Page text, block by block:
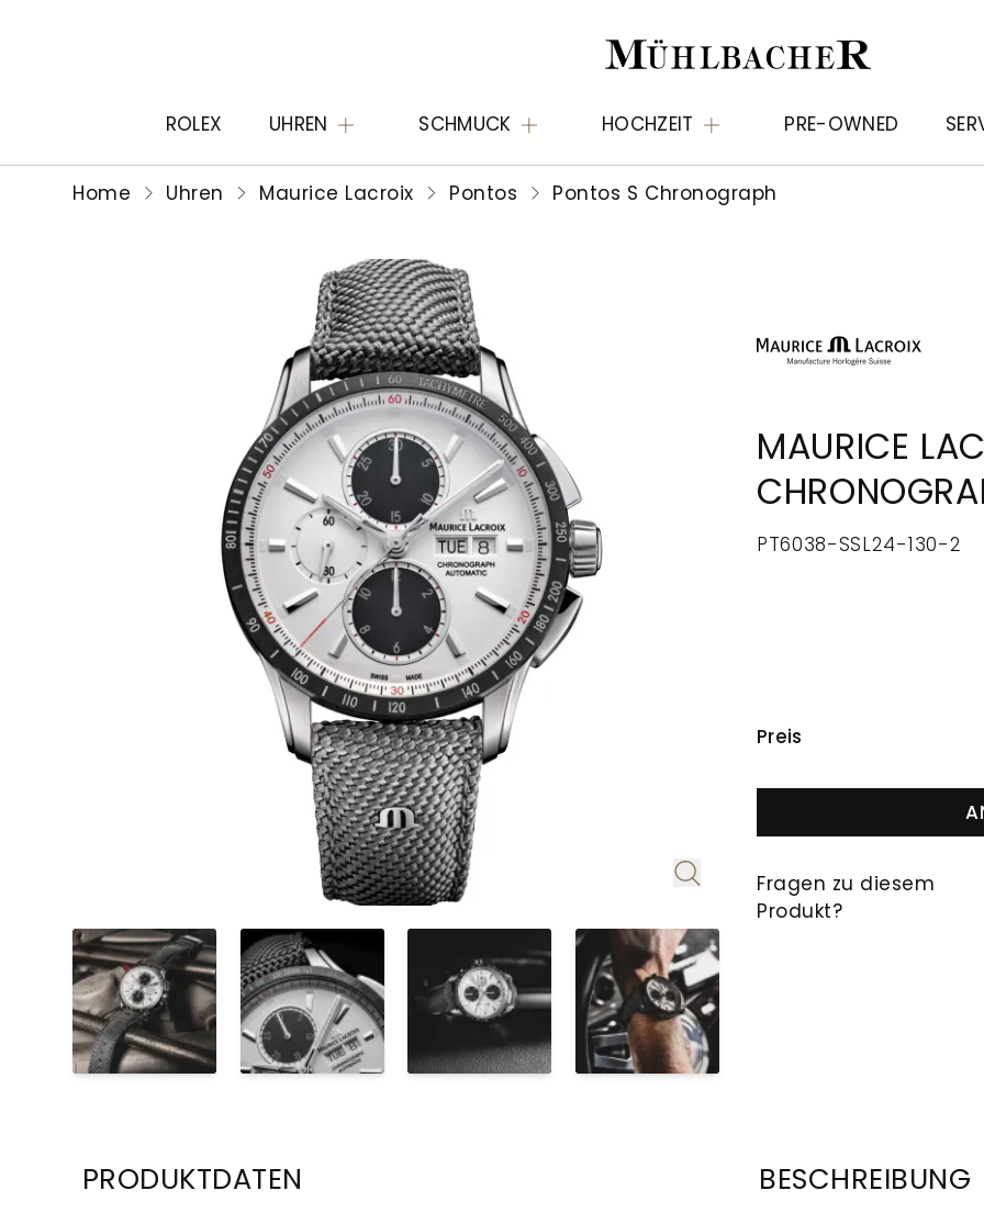
ROLEX UHREN SCHMUCK HOCHZEIT PRE-OWNED
Home Uhren Maurice Lacroix Pontos Pontos S Chronograph
MAURICE
PT6038-SSL24-130-2
Preis
Fragen zu diesem
Produkt?
PRODUKTDATEN BESCHREIBUNG